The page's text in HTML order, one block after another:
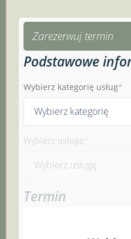
Zarezerwuj termin
Podstawowe
Wybierz kategorię usług
Wybierz kategorię
Wybierz usługę
Wybierz usługę
Termin